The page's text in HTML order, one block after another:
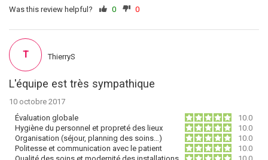
Was this review helpful?
0 0
L'équipe est très sympathique
10 octobre 2017
Évaluation globale
10.0
Hygiène du personnel et propreté des lieux
10.0
Organisation (séjour, planning des soins…)
10.0
Politesse et communication avec le patient
10.0
T ThierryS